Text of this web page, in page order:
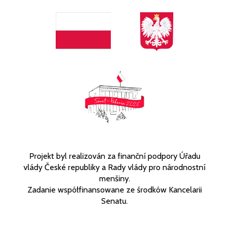
Projekt byl realizován za finanční podpory Úřadu
vlády České republiky a Rady vlády pro národnostní
menšiny.
Zadanie współfinansowane ze środków Kancelarii
Senatu.